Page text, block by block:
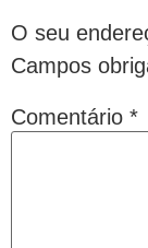
O seu
Campos
Comentário *